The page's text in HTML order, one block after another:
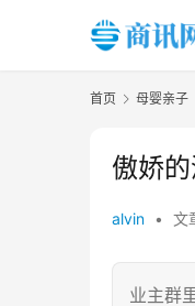
首页 母婴亲子
傲娇
alvin • 文
业主群